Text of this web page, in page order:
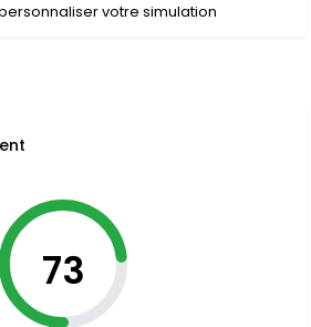
votre simulation
73